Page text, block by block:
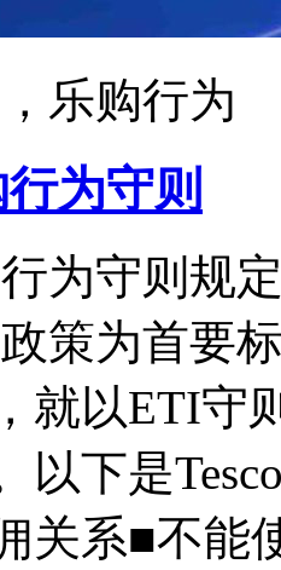
，乐购行为
为守则
行为守则规
策为首要
就以ETI守
以下是
关系■不能